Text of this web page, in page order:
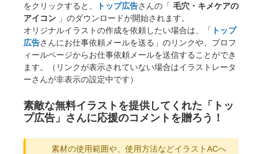
をクリックすると、
トップ広告さんの「 毛穴・キメケアの
アイコン 」のダウンロードが開始されます。
オリジナルイラストの作成を依頼したい場合は、「 トップ
広告さんにお仕事依頼メールを送る」のリンクや、プロフ
ィールページからお仕事依頼メールを送信することができ
ます。（リンクが表示されていない場合はイラストレータ
ーさんが非表示の設定中です）
素敵な無料イラストを提供してくれた「トッ
プ広告」さんに応援のコメントを贈ろう！
素材の使用範囲や、使用方法などイラストACへ